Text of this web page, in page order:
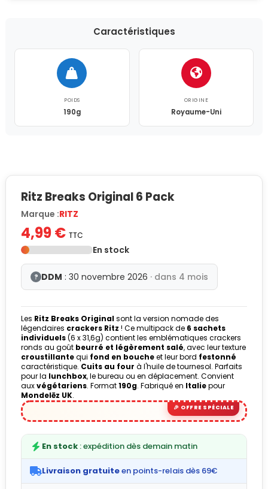
Caractéristiques
POIDS
190g
ORIGINE
Royaume-Uni
Ritz Breaks Original 6 Pack
Marque :RITZ
4,99 € TTC
En stock
? DDM : 30 novembre 2026 · dans 4 mois
Les Ritz Breaks Originalsont la version nomade des
légendaires crackers Ritz ! Ce multipack de 6 sachets
individuels(6 x 31,6g) contient les emblématiques crackers
ronds au goût beurré et légèrement salé, avec leur texture
croustillantequi fond en boucheet leur bord festonné
caractéristique. Cuits au four à l'huile de tournesol. Parfaits
pour la lunchbox, le bureau ou en déplacement. Convient
auxvégétariens. Format190g. Fabriqué en Italiepour
Mondelēz UK.
En stock : expédition dès demain matin
Livraison gratuiteen points-relais dès 69€